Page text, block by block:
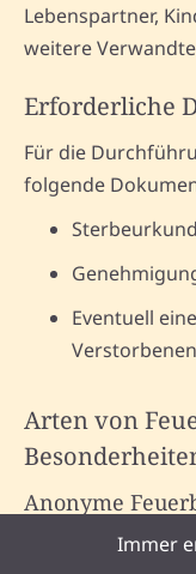
Lebenspartner,
weitere
Erforderliche
Für die
folgende
Eventuell
Arten von
Anonyme
Bei einerImmer